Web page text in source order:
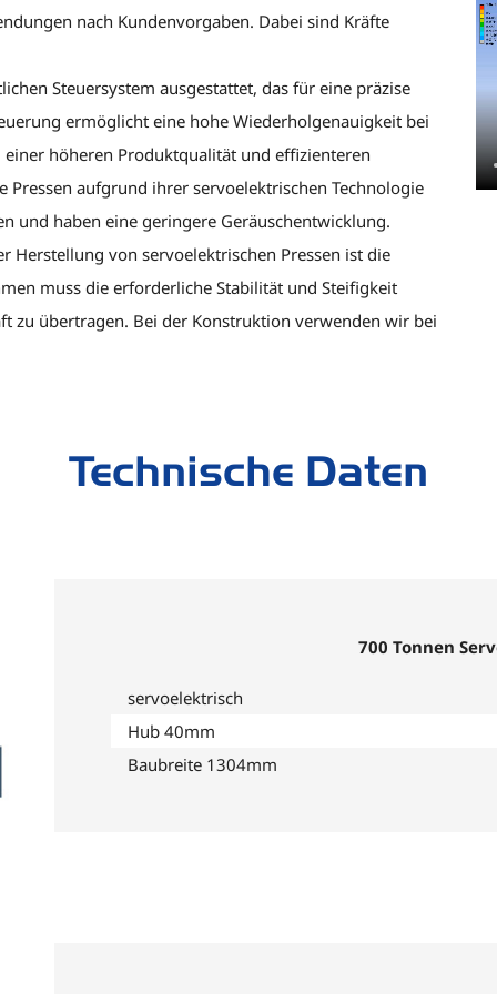
nach Kundenvorgaben. Dabei sind Kräfte
Steuersystem ausgestattet, das für eine präzise
ermöglicht eine hohe Wiederholgenauigkeit bei
höheren Produktqualität und effizienteren
aufgrund ihrer servoelektrischen Technologie
und haben eine geringere Geräuschentwicklung.
Herstellung von servoelektrischen Pressen ist die
muss die erforderliche Stabilität und Steifigkeit
zu übertragen. Bei der Konstruktion verwenden wir bei
Technische Daten
700 Tonnen
servoelektrisch
Hub 40mm
Baubreite 1304mm